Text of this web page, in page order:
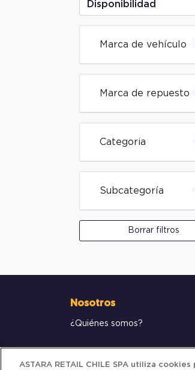
Marca de vehículo
Marca de repuesto
Categoria
Subcategoría
Borrar filtros
Nosotros
¿Quiénes somos?
ASTARA RETAIL CHILE SPA utiliza